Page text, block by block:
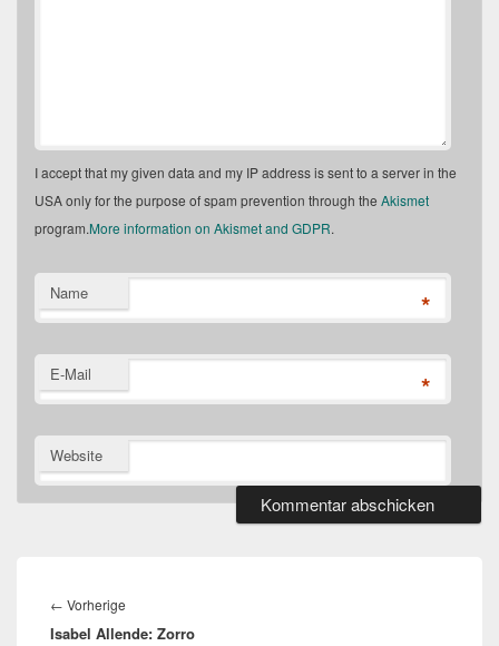
I accept that my given data and my IP address is sent to a server in the
USA only for the purpose of spam prevention through the Akismet
program.More information on Akismet and GDPR.
Name *
E-Mail *
Website
← Vorherige
Beitrag:
Isabel Allende: Zorro